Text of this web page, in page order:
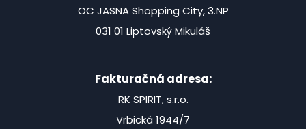
OC JASNA Shopping City, 3.NP
031 01 Liptovský Mikuláš
Fakturačná adresa:
RK SPIRIT, s.r.o.
Vrbická 1944/7